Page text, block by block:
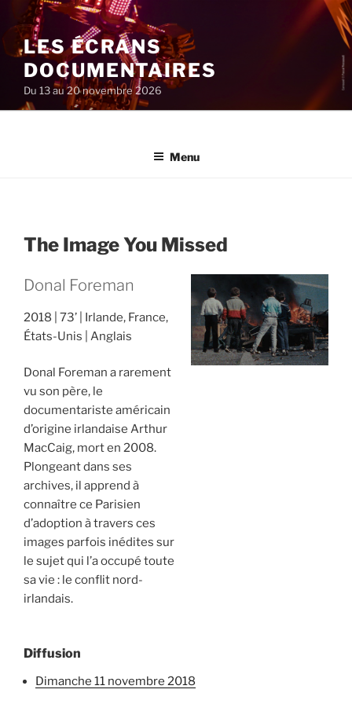
au
contenu
principal
LES ÉCRANS
DOCUMENTAIRES
Du 13 au 20 novembre 2026
Menu
The Image You Missed
Donal Foreman
2018 73’
Irlande, France,
États-Unis
Anglais
Donal Foreman a rarement
vu son père, le
documentariste américain
d’origine irlandaise Arthur
MacCaig, mort en 2008.
Plongeant dans ses
archives, il apprend à
connaître ce Parisien
d’adoption à travers ces
images parfois inédites sur
le sujet qui l’a occupé toute
sa vie : le conflit nord-
irlandais.
Diffusion
dimanche 11 novembre 2018